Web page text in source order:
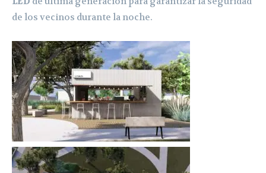
de los vecinos durante la noche.